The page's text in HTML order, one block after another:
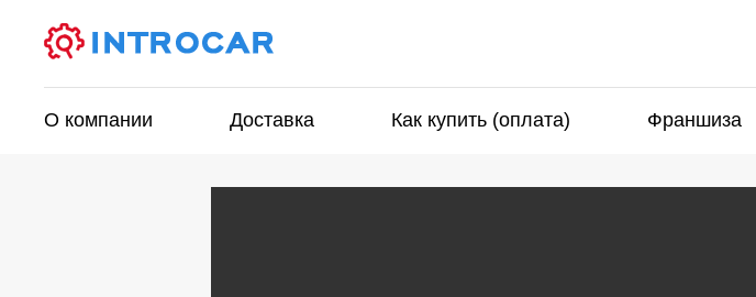
О компании Доставка Как купить (оплата) Франшиза